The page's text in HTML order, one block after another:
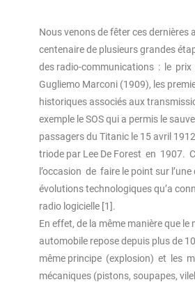
Nous venons de fêter ces dernières
centenaire de plusieurs grandes
des radio-communications : le prix
Gugliemo Marconi (1909), les
historiques associés aux
exemple le SOS qui a permis le
passagers du Titanic le 15 avril
triode par Lee De Forest en 1907.
l’occasion de faire le point sur l’une
évolutions technologiques qu’a
radio logicielle [1].
En effet, de la même manière que le
automobile repose depuis plus de
même principe (explosion) et les
mécaniques (pistons, soupapes,